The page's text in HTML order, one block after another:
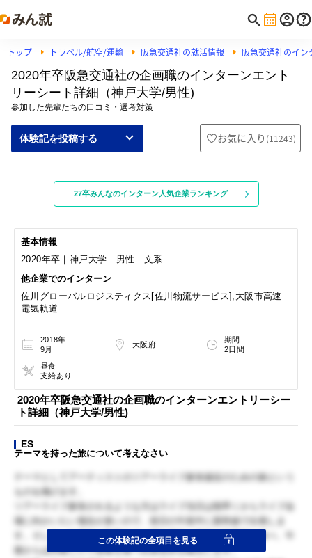
トップ トラベル/航空/運輸 阪急交通社の就活情報 阪急交通社のイン
2020年卒阪急交通社の企画職のインターンエント
リーシート詳細（神戸大学/男性)
参加した先輩たちの口コミ・選考対策
体験記を投稿する お気に入り (11243)
27卒みんなのインターン人気企業ランキング
基本情報
2020年卒｜神戸大学｜男性｜文系
他企業でのインターン
佐川グローバルロジスティクス[佐川物流サービス],大阪市高速
電気軌道
2018年
9月
大阪府
期間
2日間
昼食
支給あり
2020年卒阪急交通社の企画職のインターンエントリーシー
ト詳細（神戸大学/男性)
ES
テーマを持った旅について考えなさい
テーマとしてアーティストのツアーライブ参加遠征のための旅という
ものを掲げます。
ツアーライブ参加されるような方はライブ当日は朝早くからライブ会
場に向かいたい場合が多いので、前日の午前中に新幹線で出発しま
す。そして、午前中に到着するは場合昼食に現地の特産物を食べ、午
後からは到着したり昼食を食べ次第名所を観光します。
この体験記の全項目を見る